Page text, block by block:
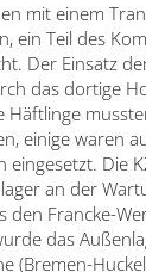
mit einem
ein Teil des
Der Einsatz
das dortige
Häftlinge
einige waren
eingesetzt. Die
an der
den Francke-
das
(Bremen-